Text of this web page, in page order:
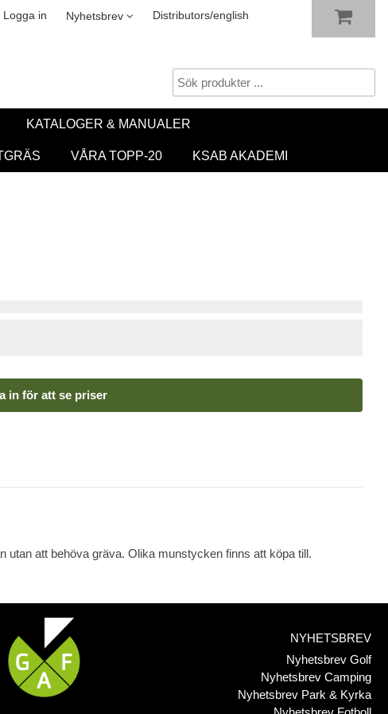
Logga in Nyhetsbrev
Newsletter Distributors/english
KATALOGER & MANUALER
VÅRA TOPP-20 KSAB AKADEMI
in för att se priser
utan att behöva gräva. Olika munstycken finns att köpa till.
NYHETSBREV
Nyhetsbrev Golf
Nyhetsbrev Camping
Nyhetsbrev Park & Kyrka